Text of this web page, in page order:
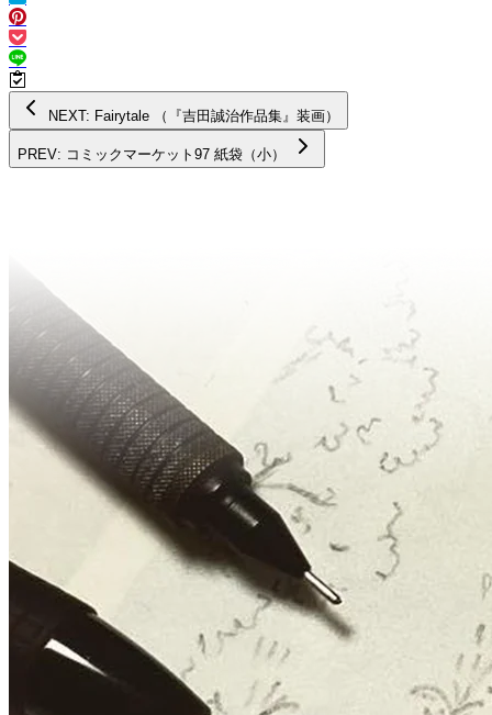
NEXT: Fairytale （『吉田誠治作品集』装画）
PREV: コミックマーケット97 紙袋（小）